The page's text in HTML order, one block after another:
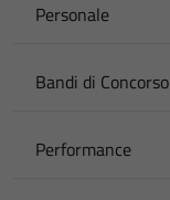
Personale
Bandi di Concorso
Performance